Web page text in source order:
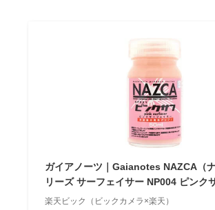
ガイアノーツ｜Gaianotes NAZCA（
リーズ サーフェイサー NP004 ピンク
楽天ビック（ビックカメラ×楽天）